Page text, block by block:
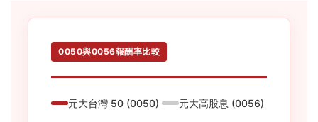
0050與0056報酬率比較
元大台灣 50 (0050) 元大高股息 (0056)